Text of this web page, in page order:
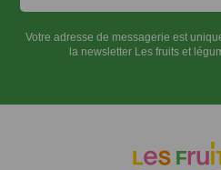
Votre adresse de messagerie est
la newsletter Les fruits et